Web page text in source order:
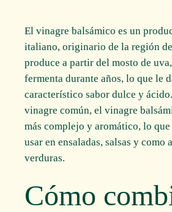
El vinagre balsámico es un
italiano, originario de la región
produce a partir del mosto de
fermenta durante años, lo que le
característico sabor dulce y
vinagre común, el vinagre
más complejo y aromático, lo
usar en ensaladas, salsas y como
verduras.
Cómo